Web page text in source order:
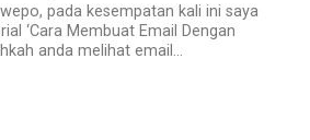
pada kesempatan kali ini saya
‘Cara Membuat Email Dengan
anda melihat email...